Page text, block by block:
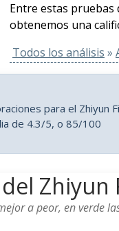
Entre estas pruebas
obtenemos una
Todos los análisis »
para el Zhiyun
de 4.3/5, o 85/100
Zhiyun
a peor, en verde